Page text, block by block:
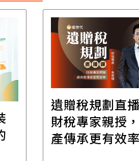
遺贈稅規劃直
財稅專家親授
產傳承更有效率